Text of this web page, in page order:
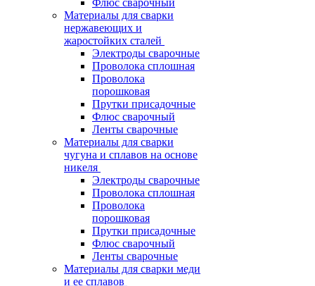
Флюс сварочный
Материалы для сварки
нержавеющих и
жаростойких сталей
Электроды сварочные
Проволока сплошная
Проволока
порошковая
Прутки присадочные
Флюс сварочный
Ленты сварочные
Материалы для сварки
чугуна и сплавов на основе
никеля
Электроды сварочные
Проволока сплошная
Проволока
порошковая
Прутки присадочные
Флюс сварочный
Ленты сварочные
Материалы для сварки меди
и ее сплавов